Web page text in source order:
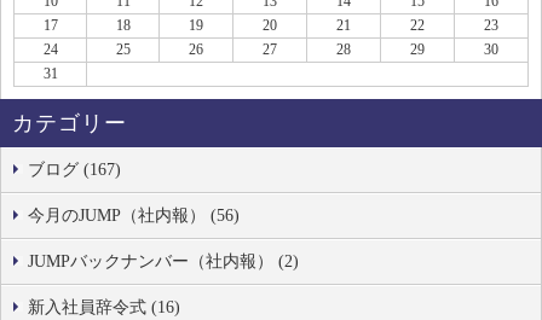
17
18 19 20 21 22
23
24
25 26 27 28 29
30
31
カテゴリー
ブログ (167)
今月のJUMP（社内報） (56)
JUMPバックナンバー（社内報） (2)
新入社員辞令式 (16)